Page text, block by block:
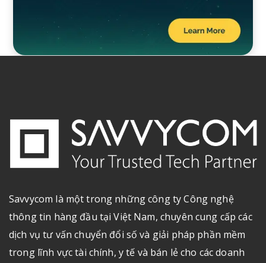
Savvycom là một trong những công ty Công nghệ
thông tin hàng đầu tại Việt Nam, chuyên cung cấp các
dịch vụ tư vấn chuyển đổi số và giải pháp phần mềm
trong lĩnh vực tài chính, y tế và bán lẻ cho các doanh